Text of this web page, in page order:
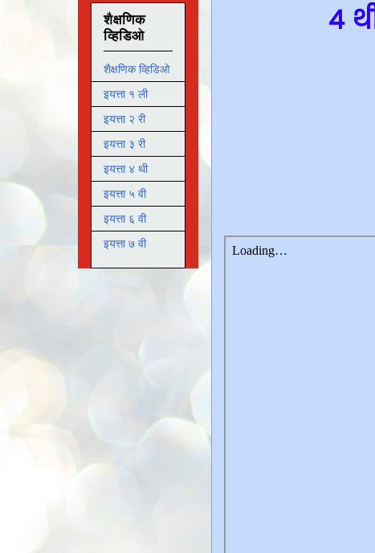
४
शैक्षणिक
व्हिडिओ
शैक्षणिक व्हिडिओ
इयत्ता १ ली
इयत्ता २ री
इयत्ता ३ री
इयत्ता ४ थी
इयत्ता ५ वी
इयत्ता ६ वी
इयत्ता ७ वी